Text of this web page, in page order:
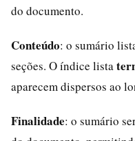
do documento.
Conteúdo: o sumário
seções. O índice lista
aparecem dispersos ao
Finalidade: o sumário